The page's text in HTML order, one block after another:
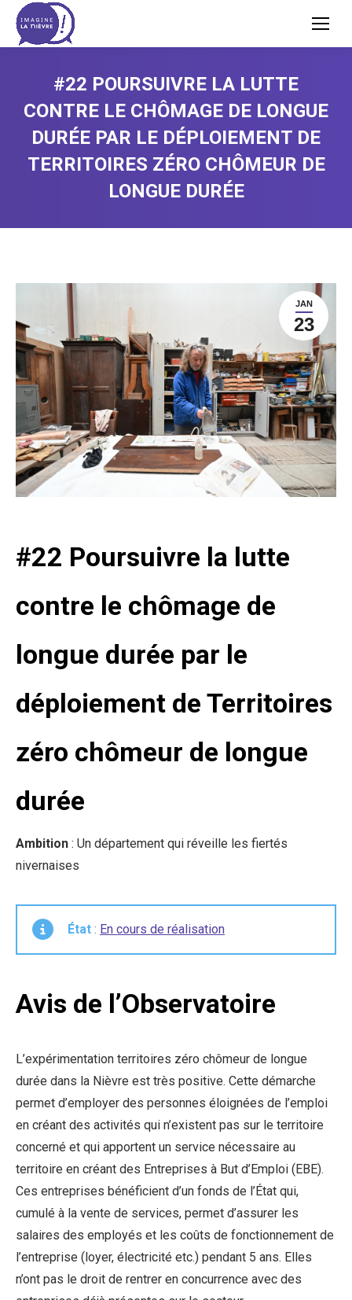
#22 POURSUIVRE LA LUTTE
CONTRE LE CHÔMAGE DE LONGUE
DURÉE PAR LE DÉPLOIEMENT DE
TERRITOIRES ZÉRO CHÔMEUR DE
LONGUE DURÉE
JAN
23
#22 Poursuivre la lutte
contre le chômage de
longue durée par le
déploiement de Territoires
zéro chômeur de longue
durée
Ambition : Un département qui réveille les fiertés
nivernaises
État : En cours de réalisation
Avis de l’Observatoire
L’expérimentation territoires zéro chômeur de longue
durée dans la Nièvre est très positive. Cette démarche
permet d’employer des personnes éloignées de l’emploi
en créant des activités qui n’existent pas sur le territoire
concerné et qui apportent un service nécessaire au
territoire en créant des Entreprises à But d’Emploi (EBE).
Ces entreprises bénéficient d’un fonds de l’État qui,
cumulé à la vente de services, permet d’assurer les
salaires des employés et les coûts de fonctionnement de
l’entreprise (loyer, électricité etc.) pendant 5 ans. Elles
n’ont pas le droit de rentrer en concurrence avec des